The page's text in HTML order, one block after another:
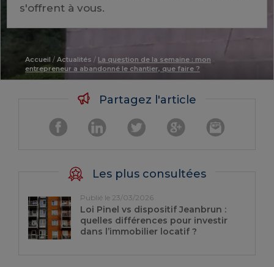
s'offrent à vous.
Accueil / Actualités / La question de la semaine : mon
entrepreneur a abandonné le chantier, que faire ?
Partagez l'article
Les plus consultées
Publié le 23/03/2026
Loi Pinel vs dispositif Jeanbrun :
quelles différences pour investir
dans l’immobilier locatif ?